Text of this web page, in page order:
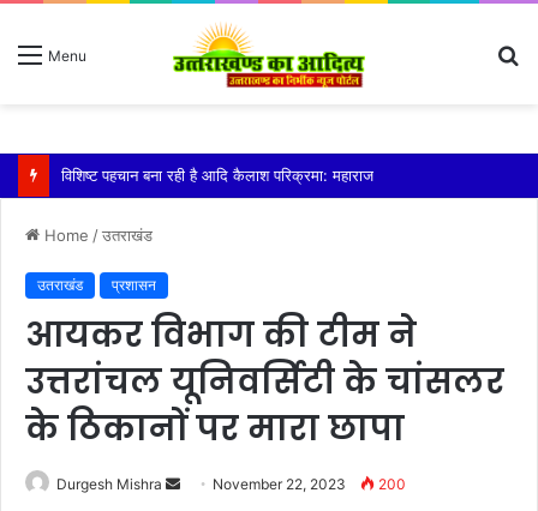
Menu
तेज बारिश से धर्मनगरी हरिद्वार हुई पानी-पानी
Home /उतराखंड
उतराखंड प्रशासन
आयकर विभाग की टीम ने
उत्तरांचल यूनिवर्सिटी के चांसलर
के ठिकानों पर मारा छापा
Durgesh Mishra
Send November 22, 2023 200